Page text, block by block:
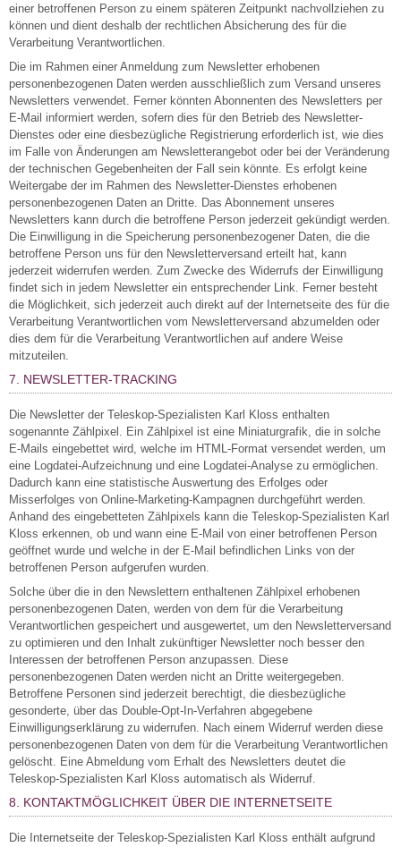
einer betroffenen Person zu einem späteren Zeitpunkt nachvollziehen zu
können und dient deshalb der rechtlichen Absicherung des für die
Verarbeitung Verantwortlichen.
Die im Rahmen einer Anmeldung zum Newsletter erhobenen
personenbezogenen Daten werden ausschließlich zum Versand unseres
Newsletters verwendet. Ferner könnten Abonnenten des Newsletters per
E-Mail informiert werden, sofern dies für den Betrieb des Newsletter-
Dienstes oder eine diesbezügliche Registrierung erforderlich ist, wie dies
im Falle von Änderungen am Newsletterangebot oder bei der Veränderung
der technischen Gegebenheiten der Fall sein könnte. Es erfolgt keine
Weitergabe der im Rahmen des Newsletter-Dienstes erhobenen
personenbezogenen Daten an Dritte. Das Abonnement unseres
Newsletters kann durch die betroffene Person jederzeit gekündigt werden.
Die Einwilligung in die Speicherung personenbezogener Daten, die die
betroffene Person uns für den Newsletterversand erteilt hat, kann
jederzeit widerrufen werden. Zum Zwecke des Widerrufs der Einwilligung
findet sich in jedem Newsletter ein entsprechender Link. Ferner besteht
die Möglichkeit, sich jederzeit auch direkt auf der Internetseite des für die
Verarbeitung Verantwortlichen vom Newsletterversand abzumelden oder
dies dem für die Verarbeitung Verantwortlichen auf andere Weise
mitzuteilen.
7. NEWSLETTER-TRACKING
Die Newsletter der Teleskop-Spezialisten Karl Kloss enthalten
sogenannte Zählpixel. Ein Zählpixel ist eine Miniaturgrafik, die in solche
E-Mails eingebettet wird, welche im HTML-Format versendet werden, um
eine Logdatei-Aufzeichnung und eine Logdatei-Analyse zu ermöglichen.
Dadurch kann eine statistische Auswertung des Erfolges oder
Misserfolges von Online-Marketing-Kampagnen durchgeführt werden.
Anhand des eingebetteten Zählpixels kann die Teleskop-Spezialisten Karl
Kloss erkennen, ob und wann eine E-Mail von einer betroffenen Person
geöffnet wurde und welche in der E-Mail befindlichen Links von der
betroffenen Person aufgerufen wurden.
Solche über die in den Newslettern enthaltenen Zählpixel erhobenen
personenbezogenen Daten, werden von dem für die Verarbeitung
Verantwortlichen gespeichert und ausgewertet, um den Newsletterversand
zu optimieren und den Inhalt zukünftiger Newsletter noch besser den
Interessen der betroffenen Person anzupassen. Diese
personenbezogenen Daten werden nicht an Dritte weitergegeben.
Betroffene Personen sind jederzeit berechtigt, die diesbezügliche
gesonderte, über das Double-Opt-In-Verfahren abgegebene
Einwilligungserklärung zu widerrufen. Nach einem Widerruf werden diese
personenbezogenen Daten von dem für die Verarbeitung Verantwortlichen
gelöscht. Eine Abmeldung vom Erhalt des Newsletters deutet die
Teleskop-Spezialisten Karl Kloss automatisch als Widerruf.
8. KONTAKTMÖGLICHKEIT ÜBER DIE INTERNETSEITE
Die Internetseite der Teleskop-Spezialisten Karl Kloss enthält aufgrund